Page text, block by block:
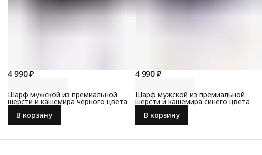
4 990 ₽
Шарф мужской из премиальной
шерсти и кашемира черного цвета
В корзину
4 990 ₽
Шарф мужской из премиальной
шерсти и кашемира синего цвета
В корзину